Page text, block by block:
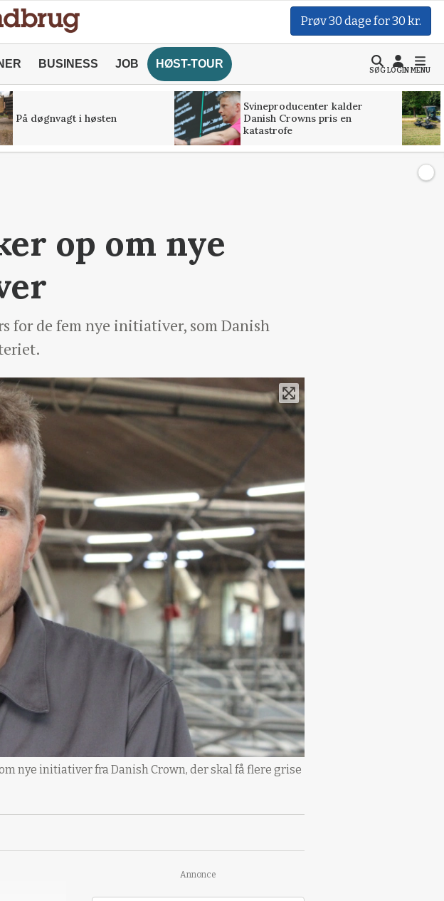
Prøv 30 dage for 30 kr.
BUSINESS JOB HØST-TOUR
SØGLOGINMENU
På døgnvagt i høsten
Svineproducenter kalder
Danish Crowns pris en
katastrofe
op om nye
for de fem nye initiativer, som Danish
nye initiativer fra Danish Crown, der skal få flere grise
Annonce